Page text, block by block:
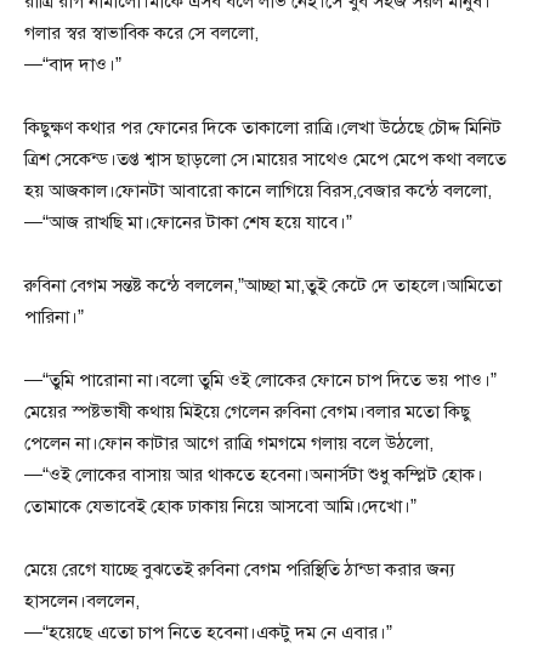
গলার স্বর স্বাভাবিক করে সে বললো,
—“বাদ দাও।”
কিছুক্ষণ কথার পর ফোনের দিকে তাকালো রাত্রি।লেখা উঠেছে চৌদ্দ মিনিট
ত্রিশ সেকেন্ড।তপ্ত শ্বাস ছাড়লো সে।মায়ের সাথেও মেপে মেপে কথা বলতে
হয় আজকাল।ফোনটা আবারো কানে লাগিয়ে বিরস,বেজার কন্ঠে বললো,
—“আজ রাখছি মা।ফোনের টাকা শেষ হয়ে যাবে।”
রুবিনা বেগম সন্তষ্ট কন্ঠে বললেন,”আচ্ছা মা,তুই কেটে দে তাহলে।আমিতো
পারিনা।”
—“তুমি পারোনা না।বলো তুমি ওই লোকের ফোনে চাপ দিতে ভয় পাও।”
মেয়ের স্পষ্টভাষী কথায় মিইয়ে গেলেন রুবিনা বেগম।বলার মতো কিছু
পেলেন না।ফোন কাটার আগে রাত্রি গমগমে গলায় বলে উঠলো,
—“ওই লোকের বাসায় আর থাকতে হবেনা।অনার্সটা শুধু কম্প্লিট হোক।
তোমাকে যেভাবেই হোক ঢাকায় নিয়ে আসবো আমি।দেখো।”
মেয়ে রেগে যাচ্ছে বুঝতেই রুবিনা বেগম পরিস্থিতি ঠান্ডা করার জন্য
হাসলেন।বললেন,
—“হয়েছে এতো চাপ নিতে হবেনা।একটু দম নে এবার।”